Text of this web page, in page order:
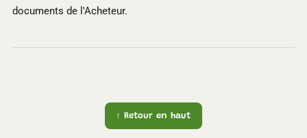
documents de l'Acheteur.
↑ Retour en haut